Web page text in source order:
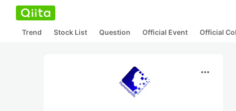
Trend Stock List Question Official Event Official
more_horiz